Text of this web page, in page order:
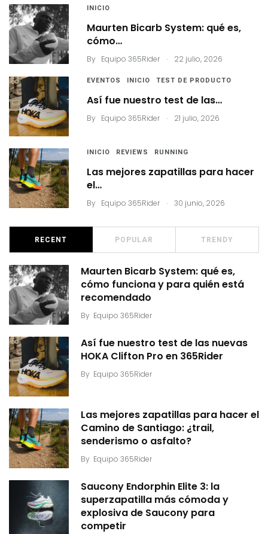
INICIO
Maurten Bicarb System: qué es,
cómo…
By Equipo 365Rider . 22 julio, 2026
EVENTOS INICIO TEST DE PRODUCTO
Así fue nuestro test de las…
By Equipo 365Rider . 21 julio, 2026
INICIO REVIEWS RUNNING
Las mejores zapatillas para hacer
el…
By Equipo 365Rider . 30 junio, 2026
RECENT POPULAR TRENDY
Maurten Bicarb System: qué es,
cómo funciona y para quién está
recomendado
By Equipo 365Rider
Así fue nuestro test de las nuevas
HOKA Clifton Pro en 365Rider
By Equipo 365Rider
Las mejores zapatillas para hacer el
Camino de Santiago: ¿trail,
senderismo o asfalto?
By Equipo 365Rider
Saucony Endorphin Elite 3: la
superzapatilla más cómoda y
explosiva de Saucony para
competir